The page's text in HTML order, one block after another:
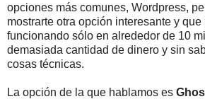
opciones más comunes, Wordpress,
mostrarte otra opción interesante y que
funcionando sólo en alrededor de 10
demasiada cantidad de dinero y sin
cosas técnicas.
La opción de la que hablamos es